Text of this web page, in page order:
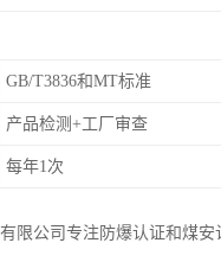
GB/T3836和MT标准
产品检测+工厂审查
每年1次
限公司专注防爆认证和煤安